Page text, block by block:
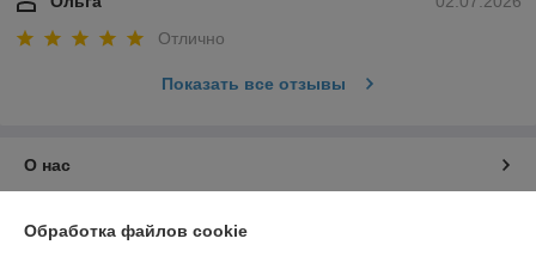
Отлично
Показать все отзывы
О нас
Контакты
Обработка файлов cookie